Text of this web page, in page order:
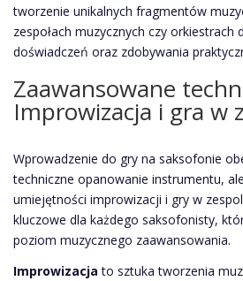
tworzenie unikalnych fragmentów
zespołach muzycznych czy
doświadczeń oraz zdobywania
Zaawansowane
Improwizacja i gra w
Wprowadzenie do gry na saksofonie
techniczne opanowanie instrumentu,
umiejętności improwizacji i gry w
kluczowe dla każdego saksofonisty,
poziom muzycznego zaawansowania.
Improwizacja to sztuka tworzenia